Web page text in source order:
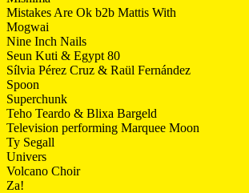
Mistakes Are Ok b2b Mattis With
Mogwai
Nine Inch Nails
Seun Kuti & Egypt 80
Sílvia Pérez Cruz & Raül Fernández
Spoon
Superchunk
Teho Teardo & Blixa Bargeld
Television performing Marquee Moon
Ty Segall
Univers
Volcano Choir
Za!